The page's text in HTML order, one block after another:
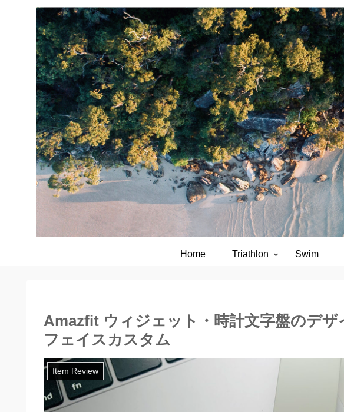
Home Triathlon Swim
Amazfit ウィジェット・時計文字盤のデザ
フェイスカスタム
Item Review